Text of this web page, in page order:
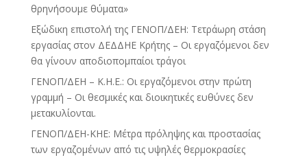
θρηνήσουμε θύματα»
Εξώδικη επιστολή της ΓΕΝΟΠ/ΔΕΗ: Τετράωρη στάση
εργασίας στον ΔΕΔΔΗΕ Κρήτης – Οι εργαζόμενοι δεν
θα γίνουν αποδιοπομπαίοι τράγοι
ΓΕΝΟΠ/ΔΕΗ – Κ.Η.Ε.: Οι εργαζόμενοι στην πρώτη
γραμμή – Οι θεσμικές και διοικητικές ευθύνες δεν
μετακυλίονται.
ΓΕΝΟΠ/ΔΕΗ-ΚΗΕ: Μέτρα πρόληψης και προστασίας
των εργαζομένων από τις υψηλές θερμοκρασίες